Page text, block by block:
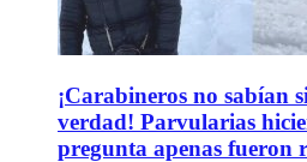
¡Carabineros no sabían
verdad! Parvularias
pregunta apenas fueron